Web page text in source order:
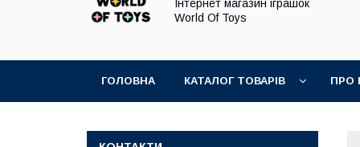
Інтернет магазин іграшок
World Of Toys
ГОЛОВНА КАТАЛОГ ТОВАРІВ ПРО